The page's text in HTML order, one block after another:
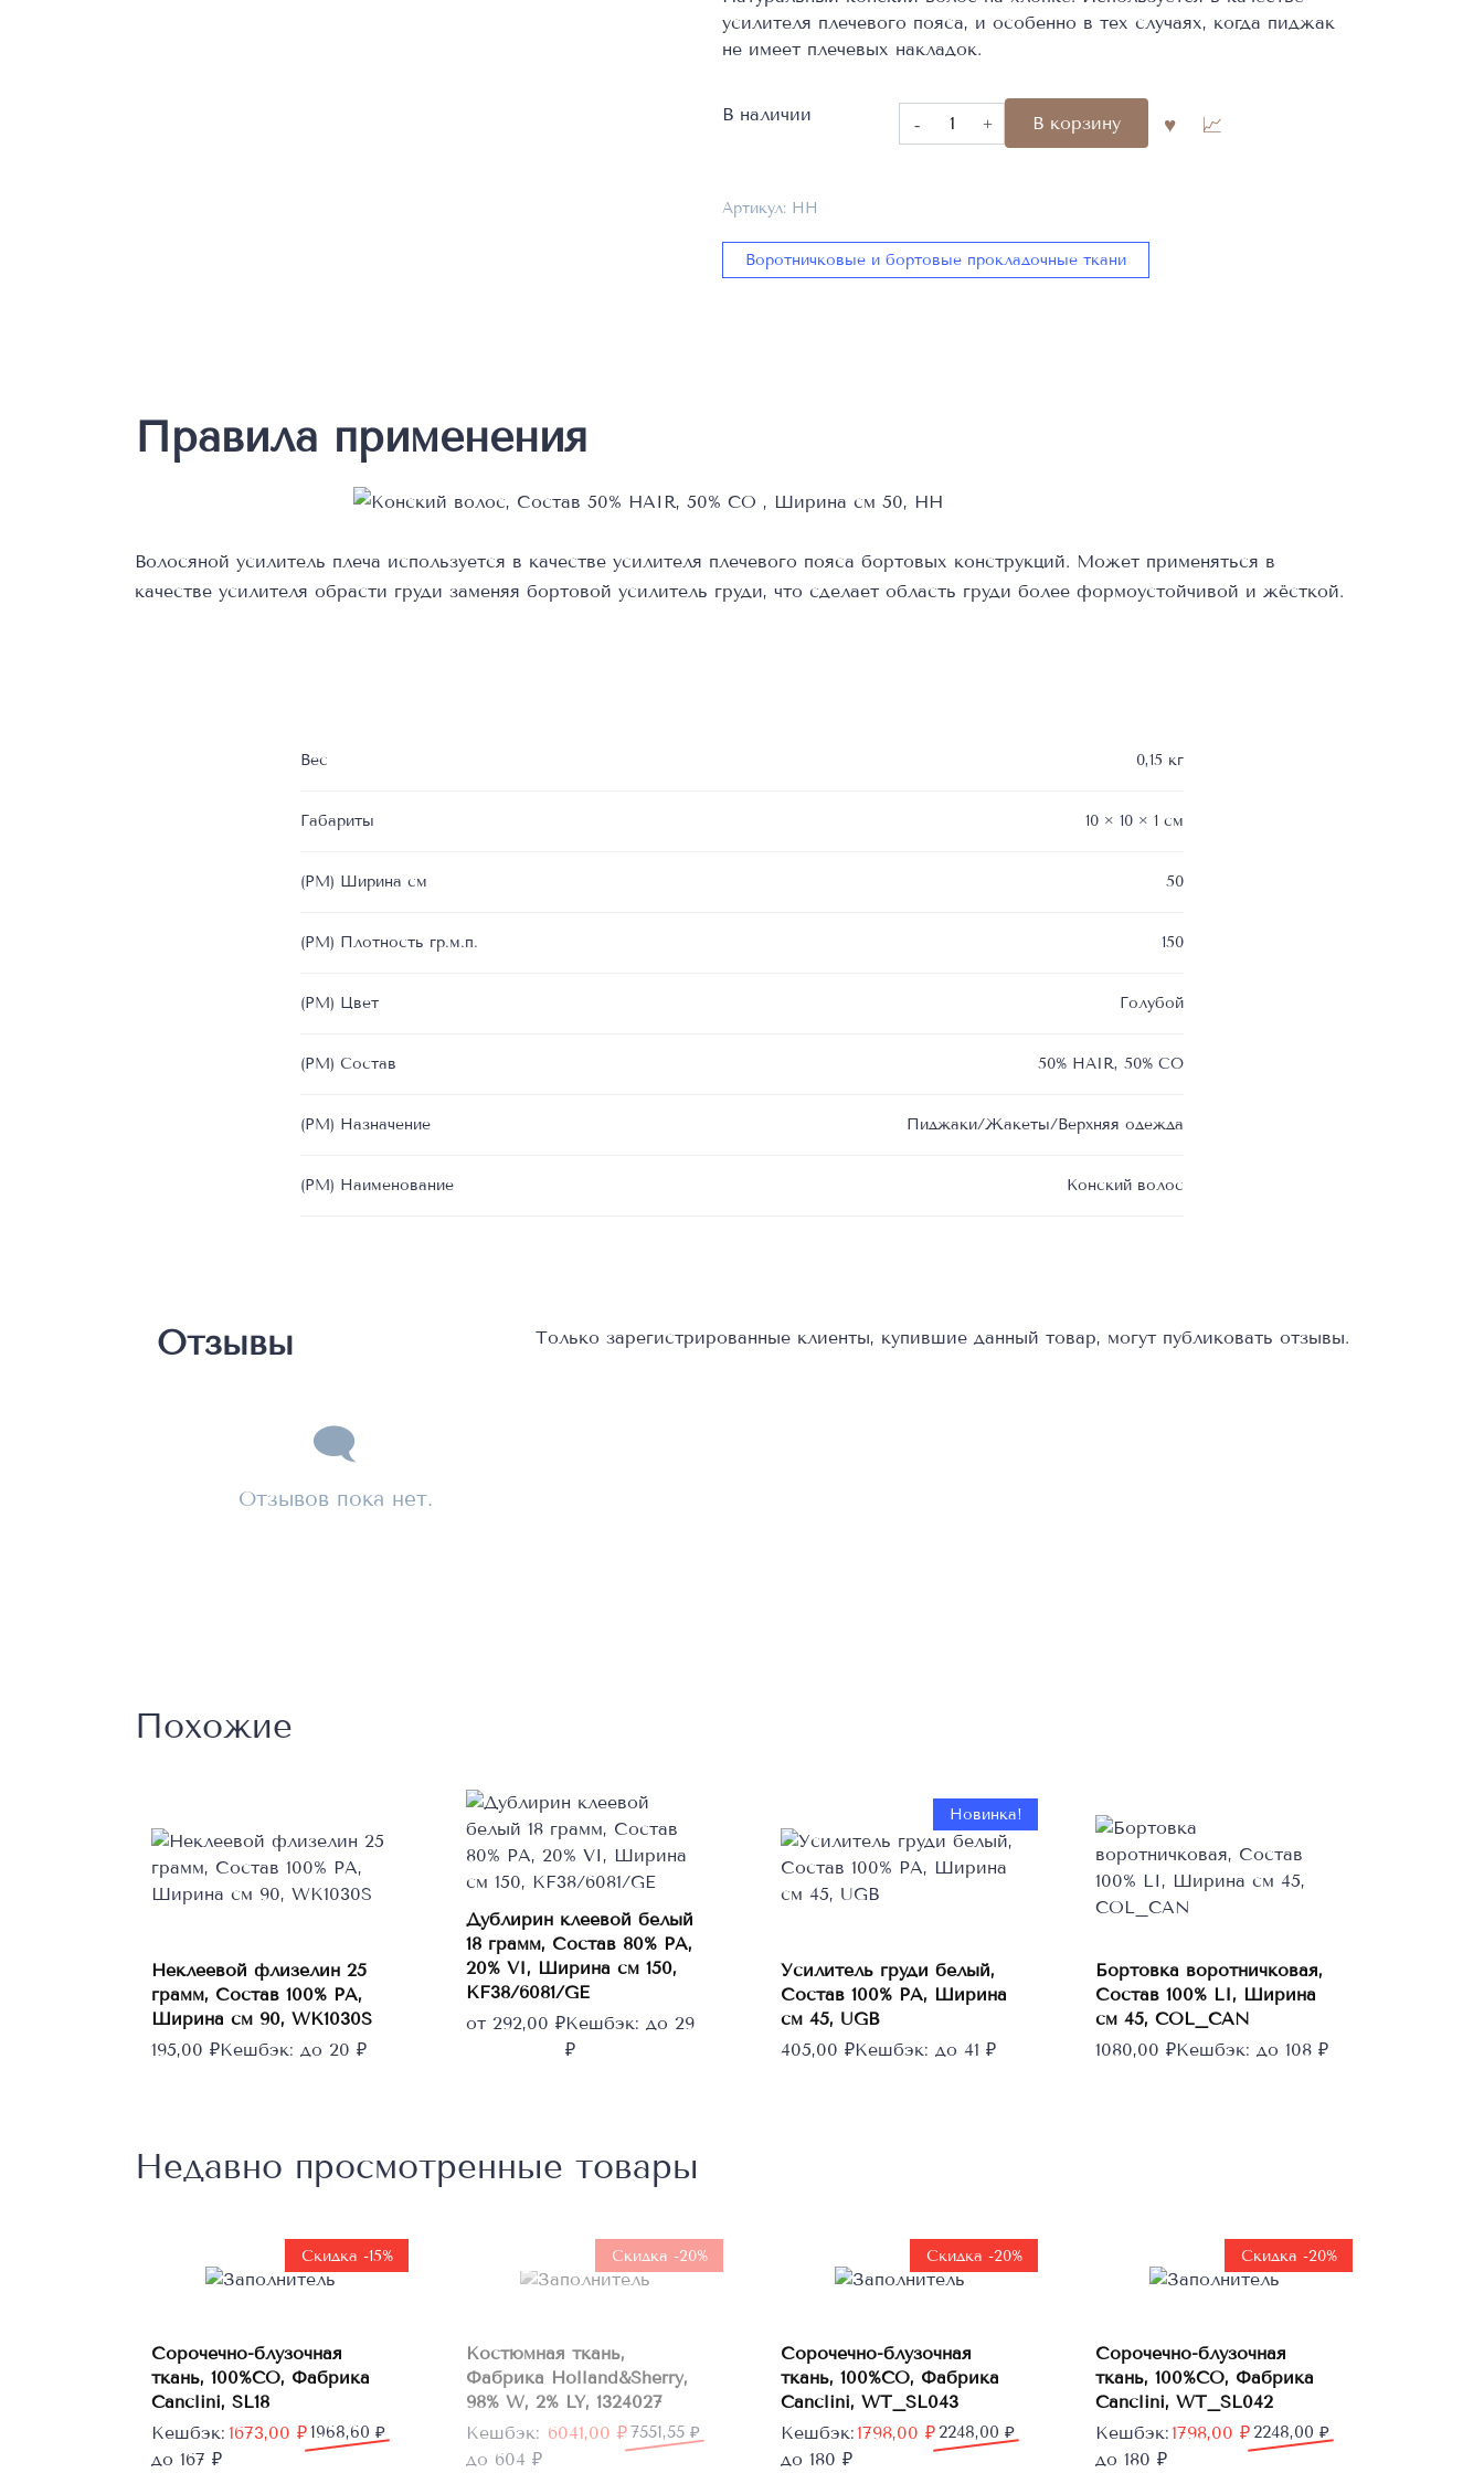
усилителя плечевого пояса, и особенно в тех случаях, когда пиджак
не имеет плечевых накладок.
В наличии
Количество
товара
50%
HAIR,
В корзину
Артикул: HH
Воротничковые и бортовые прокладочные ткани
Правила применения
Волосяной усилитель плеча используется в качестве усилителя плечевого пояса бортовых конструкций. Может применяться в
качестве усилителя обрасти груди заменяя бортовой усилитель груди, что сделает область груди более формоустойчивой и жёсткой.
Вес 0,15 кг
Габариты 10 × 10 × 1 см
(РМ) Ширина см 50
(РМ) Плотность гр.м.п. 150
(РМ) Цвет Голубой
(РМ) Состав 50% HAIR, 50% CO
(РМ) Назначение Пиджаки/Жакеты/Верхняя одежда
(РМ) Наименование Конский волос
Отзывы
Отзывов пока нет.
Только зарегистрированные клиенты, купившие данный товар, могут публиковать отзывы.
Похожие
В корзину
Неклеевой флизелин 25
грамм, Состав 100% PA,
Ширина см 90, WK1030S
195,00 ₽Кешбэк: до 20 ₽
Выберите
параметры
Этот
товар
имеет
несколько
странице
Дублирин клеевой белый
18 грамм, Состав 80% PA,
20% VI, Ширина см 150,
KF38/6081/GE
от 292,00 ₽Кешбэк: до 29
₽
В корзину
Новинка!
Усилитель груди белый,
Состав 100% PA, Ширина
см 45, UGB
405,00 ₽Кешбэк: до 41 ₽
В корзину
Бортовка воротничковая,
Состав 100% LI, Ширина
см 45, COL_CAN
1080,00 ₽Кешбэк: до 108 ₽
Недавно просмотренные товары
корзину
Скидка -15%
Сорочечно-блузочная
ткань, 100%CO, Фабрика
Canclini, SL18
1968,60 ₽
Первоначальная
цена
1673,00 ₽
Текущая
цена:
Кешбэк:
до 167 ₽
наличииСкидка -20%
Костюмная ткань,
Фабрика Holland&Sherry,
98% W, 2% LY, 1324027
7551,55 ₽
Первоначальная
цена
6041,00 ₽
Текущая
цена:
Кешбэк:
до 604 ₽
корзину
Скидка -20%
Сорочечно-блузочная
ткань, 100%CO, Фабрика
Canclini, WT_SL043
2248,00 ₽
Первоначальная
цена
1798,00 ₽
Текущая
цена:
Кешбэк:
до 180 ₽
корзину
Скидка -20%
Сорочечно-блузочная
ткань, 100%CO, Фабрика
Canclini, WT_SL042
2248,00 ₽
Первоначальная
цена
1798,00 ₽
Текущая
цена:
Кешбэк:
до 180 ₽